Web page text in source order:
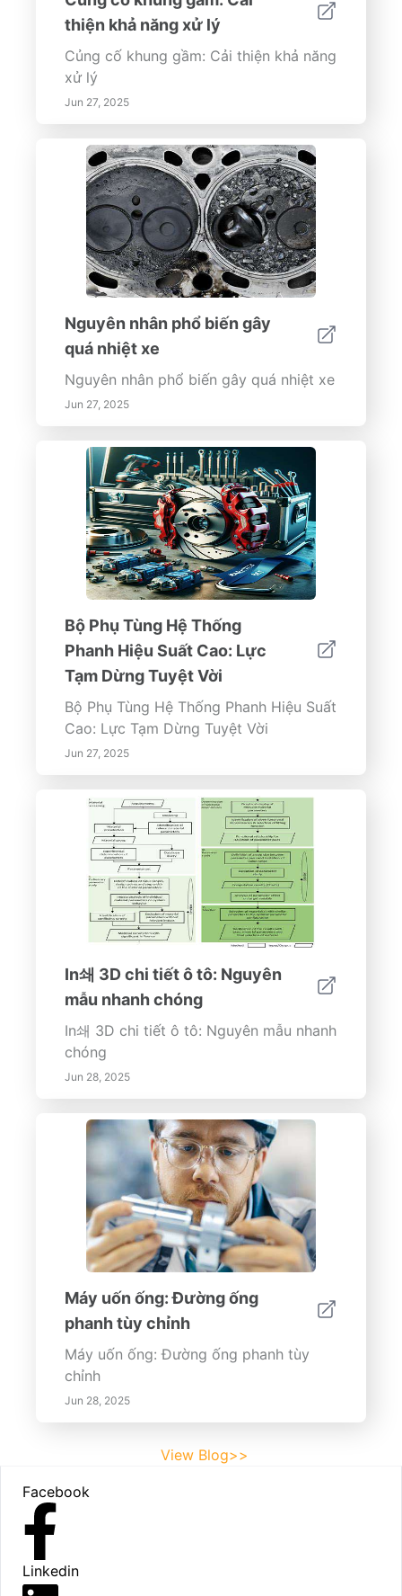
thiện khả năng xử lý
Củng cố khung gầm: Cải thiện khả năng
xử lý
Jun 27, 2025
Nguyên nhân phổ biến gây
quá nhiệt xe
Nguyên nhân phổ biến gây quá nhiệt xe
Jun 27, 2025
Bộ Phụ Tùng Hệ Thống
Phanh Hiệu Suất Cao: Lực
Tạm Dừng Tuyệt Vời
Bộ Phụ Tùng Hệ Thống Phanh Hiệu Suất
Cao: Lực Tạm Dừng Tuyệt Vời
Jun 27, 2025
In쇄 3D chi tiết ô tô: Nguyên
mẫu nhanh chóng
In쇄 3D chi tiết ô tô: Nguyên mẫu nhanh
chóng
Jun 28, 2025
Máy uốn ống: Đường ống
phanh tùy chỉnh
Máy uốn ống: Đường ống phanh tùy
chỉnh
Jun 28, 2025
View Blog>>
Facebook
Linkedin